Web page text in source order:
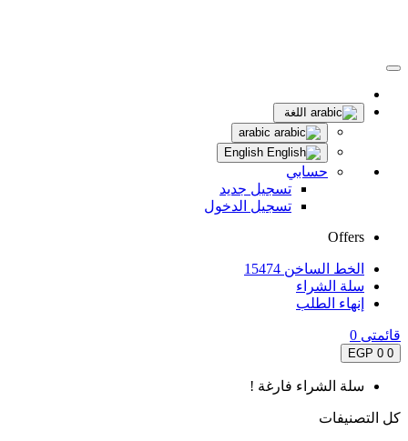
اللغة
حسابي
تسجيل جديد
تسجيل الدخول
Offers
الخط الساخن 15474
سلة الشراء
إنهاء الطلب
قائمتى 0
0
0 EGP
سلة الشراء فارغة !
كل التصنيفات